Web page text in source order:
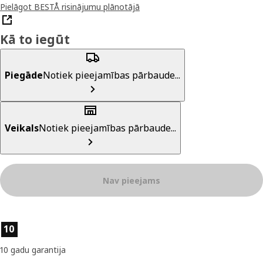
Pielāgot BESTÅ risinājumu plānotājā
Kā to iegūt
PiegādeNotiek pieejamības pārbaude...
VeikalsNotiek pieejamības pārbaude...
Nav pieejams
Preces īpašības
10
10 gadu garantija